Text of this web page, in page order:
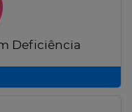
Deficiência